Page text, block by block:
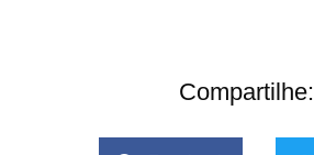
Compartilhe: